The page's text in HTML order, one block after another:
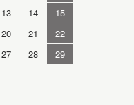
13 14
15
20 21
22
27 28
29